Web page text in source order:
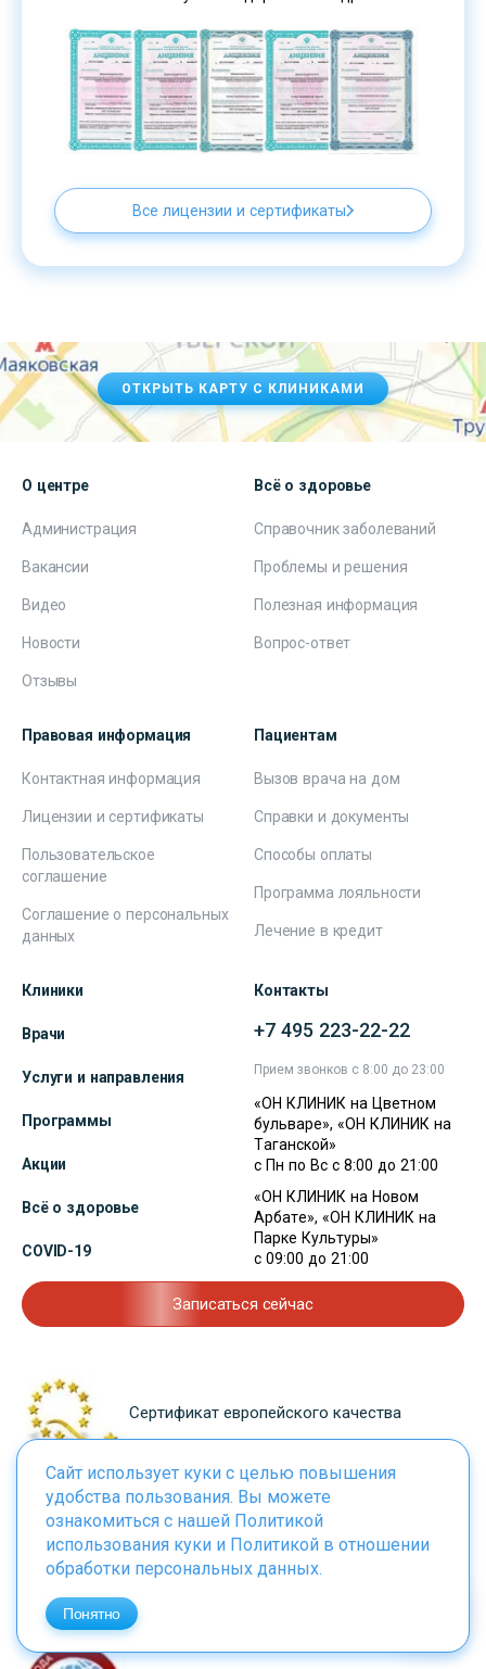
Все лицензии и сертификаты
ОТКРЫТЬ КАРТУ С КЛИНИКАМИ
О центре
Администрация
Вакансии
Видео
Новости
Отзывы
Всё о здоровье
Справочник заболеваний
Проблемы и решения
Полезная информация
Вопрос-ответ
Правовая информация
Контактная информация
Лицензии и сертификаты
Пользовательское
соглашение
Соглашение о персональных
данных
Пациентам
Вызов врача на дом
Справки и документы
Способы оплаты
Программа лояльности
Лечение в кредит
Клиники
Врачи
Услуги и направления
Программы
Акции
Всё о здоровье
COVID-19
Контакты
+7 495 223-22-22
Прием звонков с 8:00 до 23:00
«ОН КЛИНИК на Цветном
бульваре», «ОН КЛИНИК на
Таганской»
с Пн по Вс с 8:00 до 21:00
«ОН КЛИНИК на Новом
Арбате», «ОН КЛИНИК на
Парке Культуры»
с 09:00 до 21:00
Записаться сейчас
Сертификат европейского качества
Лицензия Министерства здравоохранения
РФ
Сайт использует куки с целью повышения
удобства пользования. Вы можете
ознакомиться с нашей Политикой
использования куки и Политикой в отношении
обработки персональных данных.
Понятно